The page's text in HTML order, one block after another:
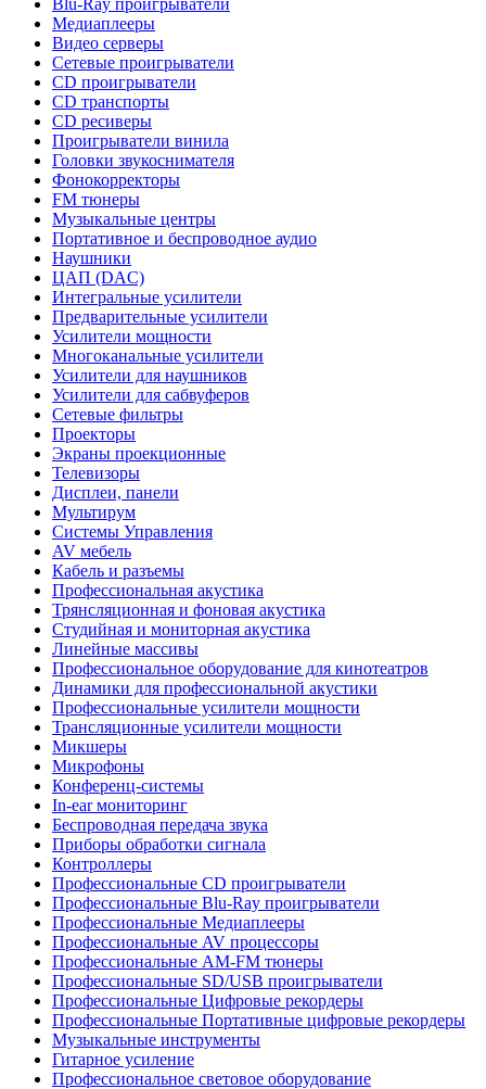
Blu-Ray проигрыватели
Медиаплееры
Видео серверы
Сетевые проигрыватели
CD проигрыватели
CD транспорты
CD ресиверы
Проигрыватели винила
Головки звукоснимателя
Фонокорректоры
FM тюнеры
Музыкальные центры
Портативное и беспроводное аудио
Наушники
ЦАП (DAC)
Интегральные усилители
Предварительные усилители
Усилители мощности
Многоканальные усилители
Усилители для наушников
Усилители для сабвуферов
Сетевые фильтры
Проекторы
Экраны проекционные
Телевизоры
Дисплеи, панели
Мультирум
Системы Управления
AV мебель
Кабель и разъемы
Профессиональная акустика
Трянсляционная и фоновая акустика
Студийная и мониторная акустика
Линейные массивы
Профессиональное оборудование для кинотеатров
Динамики для профессиональной акустики
Профессиональные усилители мощности
Трансляционные усилители мощности
Микшеры
Микрофоны
Конференц-системы
In-ear мониторинг
Беспроводная передача звука
Приборы обработки сигнала
Контроллеры
Профессиональные СD проигрыватели
Профессиональные Blu-Ray проигрыватели
Профессиональные Медиаплееры
Профессиональные AV процессоры
Профессиональные AM-FM тюнеры
Профессиональные SD/USB проигрыватели
Профессиональные Цифровые рекордеры
Профессиональные Портативные цифровые рекордеры
Музыкальные инструменты
Гитарное усиление
Профессиональное световое оборудование